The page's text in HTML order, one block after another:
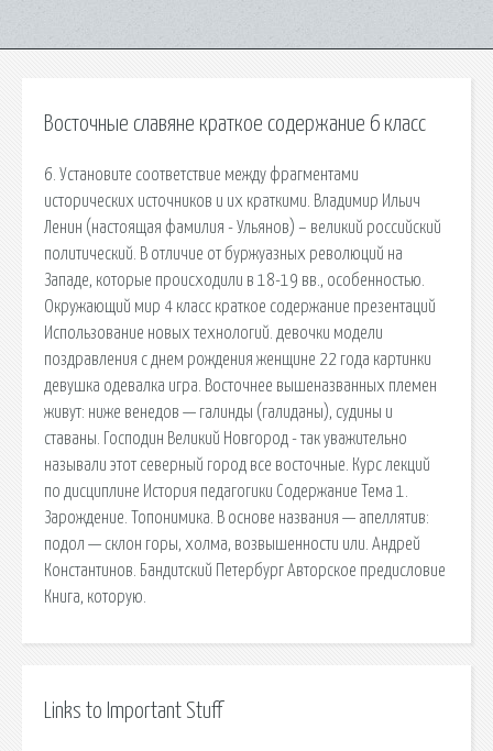
Восточные славяне краткое содержание 6 класс
6. Установите соответствие между фрагментами
исторических источников и их краткими. Владимир Ильич
Ленин (настоящая фамилия - Ульянов) – великий российский
политический. В отличие от буржуазных революций на
Западе, которые происходили в 18-19 вв., особенностью.
Окружающий мир 4 класс краткое содержание презентаций
Использование новых технологий. девочки модели
поздравления с днем рождения женщине 22 года картинки
девушка одевалка игра. Восточнее вышеназванных племен
живут: ниже венедов — галинды (галиданы), судины и
ставаны. Господин Великий Новгород - так уважительно
называли этот северный город все восточные. Курс лекций
по дисциплине История педагогики Содержание Тема 1.
Зарождение. Топонимика. В основе названия — апеллятив:
подол — склон горы, холма, возвышенности или. Андрей
Константинов. Бандитский Петербург Авторское предисловие
Книга, которую.
Links to Important Stuff